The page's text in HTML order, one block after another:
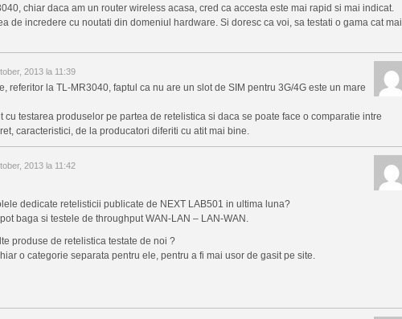
chiar daca am un router wireless acasa, cred ca accesta este mai rapid si mai indicat.
de incredere cu noutati din domeniul hardware. Si doresc ca voi, sa testati o gama cat mai
2013 la 11:39
referitor la TL-MR3040, faptul ca nu are un slot de SIM pentru 3G/4G este un mare
cu testarea produselor pe partea de retelistica si daca se poate face o comparatie intre
caracteristici, de la producatori diferiti cu atit mai bine.
2013 la 11:42
dedicate retelisticii publicate de NEXT LAB501 in ultima luna?
baga si testele de throughput WAN-LAN – LAN-WAN.
produse de retelistica testate de noi ?
o categorie separata pentru ele, pentru a fi mai usor de gasit pe site.